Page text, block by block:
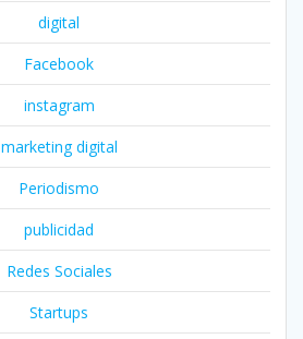
digital
Facebook
instagram
marketing digital
Periodismo
publicidad
Redes Sociales
Startups